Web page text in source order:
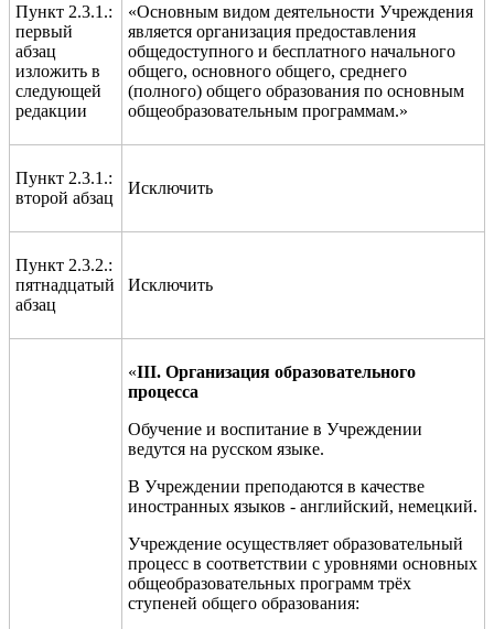
Пункт 2.3.1.:
первый
абзац
изложить в
следующей
редакции
«Основным видом деятельности Учреждения
является организация предоставления
общедоступного и бесплатного начального
общего, основного общего, среднего
(полного) общего образования по основным
общеобразовательным программам.»
Пункт 2.3.1.:
второй абзац
Исключить
Пункт 2.3.2.:
пятнадцатый
абзац
Исключить
«III. Организация образовательного
процесса
Обучение и воспитание в Учреждении
ведутся на русском языке.
В Учреждении преподаются в качестве
иностранных языков - английский, немецкий.
Учреждение осуществляет образовательный
процесс в соответствии с уровнями основных
общеобразовательных программ трёх
ступеней общего образования: